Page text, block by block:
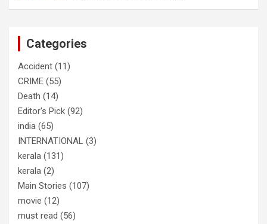
തിരഞ്ഞെടുപ്പിലെ ദുരനുഭവങ്ങള്‍
Categories
Accident (11)
CRIME (55)
Death (14)
Editor's Pick (92)
india (65)
INTERNATIONAL (3)
kerala (131)
kerala (2)
Main Stories (107)
movie (12)
must read (56)